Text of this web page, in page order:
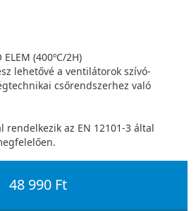
ELEM (400ºC/2H)
lehetővé a ventilátorok szívó-
csőrendszerhez való
rendelkezik az EN 12101-3 által
48 990 Ft